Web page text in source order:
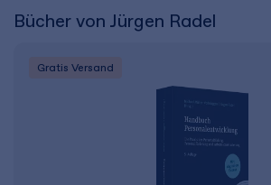
Bücher von Jürgen Radel
Gratis Versand